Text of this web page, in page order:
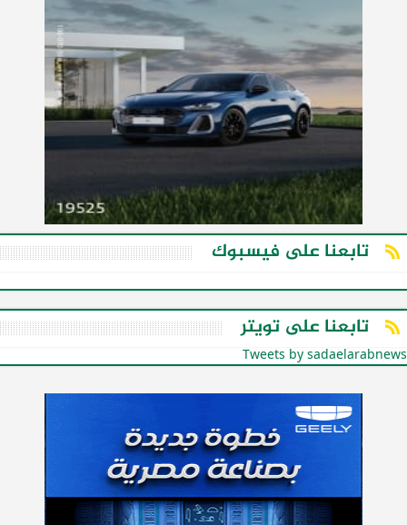
تابعنا على فيسبوك
تابعنا على تويتر
Tweets by sadaelarabnews